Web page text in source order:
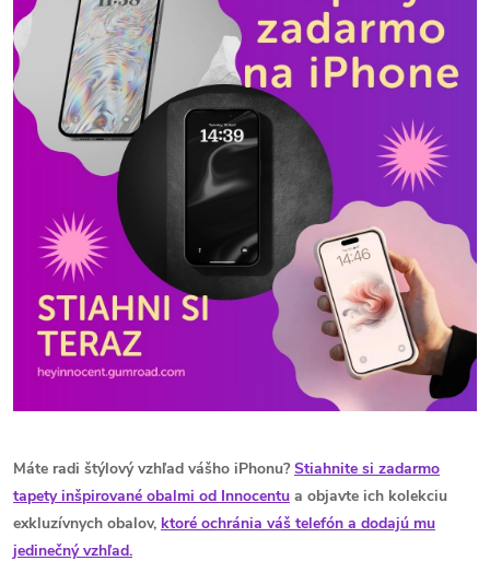
Máte radi štýlový vzhľad vášho iPhonu?Stiahnite si zadarmo
tapety inšpirované obalmi od Innocentu a objavte ich kolekciu
exkluzívnych obalov, ktoré ochránia váš telefón a dodajú mu
jedinečný vzhľad.